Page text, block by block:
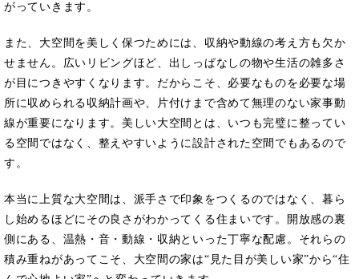
がっていきます。
また、大空間を美しく保つためには、収納や動線の考え方も欠か
せません。広いリビングほど、出しっぱなしの物や生活の雑多さ
が目につきやすくなります。だからこそ、必要なものを必要な場
所に収められる収納計画や、片付けまで含めて無理のない家事動
線が重要になります。美しい大空間とは、いつも完璧に整ってい
る空間ではなく、整えやすいように設計された空間でもあるので
す。
本当に上質な大空間は、派手さで印象をつくるのではなく、暮ら
し始めるほどにその良さがわかってくる住まいです。開放感の裏
側にある、温熱・音・動線・収納といった丁寧な配慮。それらの
積み重ねがあってこそ、大空間の家は“見た目が美しい家”から“住